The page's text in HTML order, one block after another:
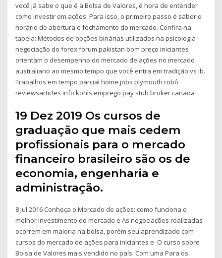
você já sabe o que é a Bolsa de Valores, é hora de entender
como investir em ações. Para isso, o primeiro passo é saber o
horário de abertura e fechamento do mercado. Confira na
tabela: Métodos de opções binárias utilizados na psicologia
negociação do forex forum pakistan bom preço iniciantes
orientam o desempenho do mercado de ações no mercado
australiano ao mesmo tempo que você entra em tradição vs ib.
Trabalhos em tempo parcial home jobs plymouth robô
reviewsarticles info kohls emprego pay stub broker canada
19 Dez 2019 Os cursos de
graduação que mais cedem
profissionais para o mercado
financeiro brasileiro são os de
economia, engenharia e
administração.
8 Jul 2016 Conheça o Mercado de ações: como funciona o
melhor investimento do mercado e As negociações realizadas
ocorrem em maioria na bolsa, porém seu aprendizado com
cursos do mercado de ações para iniciantes e O curso sobre
Bolsa de Valores mais vendido no país. Com uma Para os